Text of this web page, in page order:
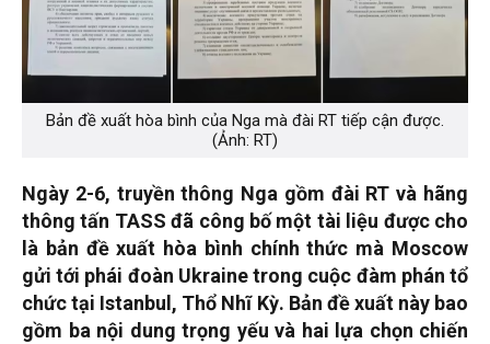
Bản đề xuất hòa bình của Nga mà đài RT tiếp cận được.
(Ảnh: RT)
Ngày 2-6, truyền thông Nga gồm đài RT và hãng
thông tấn TASS đã công bố một tài liệu được cho
là bản đề xuất hòa bình chính thức mà Moscow
gửi tới phái đoàn Ukraine trong cuộc đàm phán tổ
chức tại Istanbul, Thổ Nhĩ Kỳ. Bản đề xuất này bao
gồm ba nội dung trọng yếu và hai lựa chọn chiến